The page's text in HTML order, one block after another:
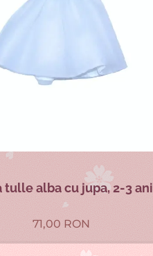
tulle alba cu jupa, 2-3 ani
71,00 RON